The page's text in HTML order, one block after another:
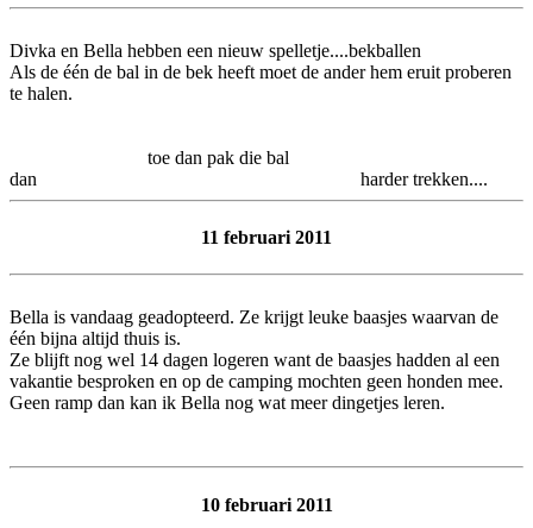
Divka en Bella hebben een nieuw spelletje....bekballen
Als de één de bal in de bek heeft moet de ander hem eruit proberen
te halen.
toe dan pak die bal
dan harder trekken....
11 februari 2011
Bella is vandaag geadopteerd. Ze krijgt leuke baasjes waarvan de
één bijna altijd thuis is.
Ze blijft nog wel 14 dagen logeren want de baasjes hadden al een
vakantie besproken en op de camping mochten geen honden mee.
Geen ramp dan kan ik Bella nog wat meer dingetjes leren.
10 februari 2011